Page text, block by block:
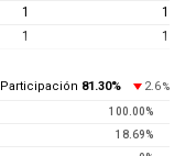
1 1
1 1
Participación 81.30% 2.6 %
100.00%
18.69%